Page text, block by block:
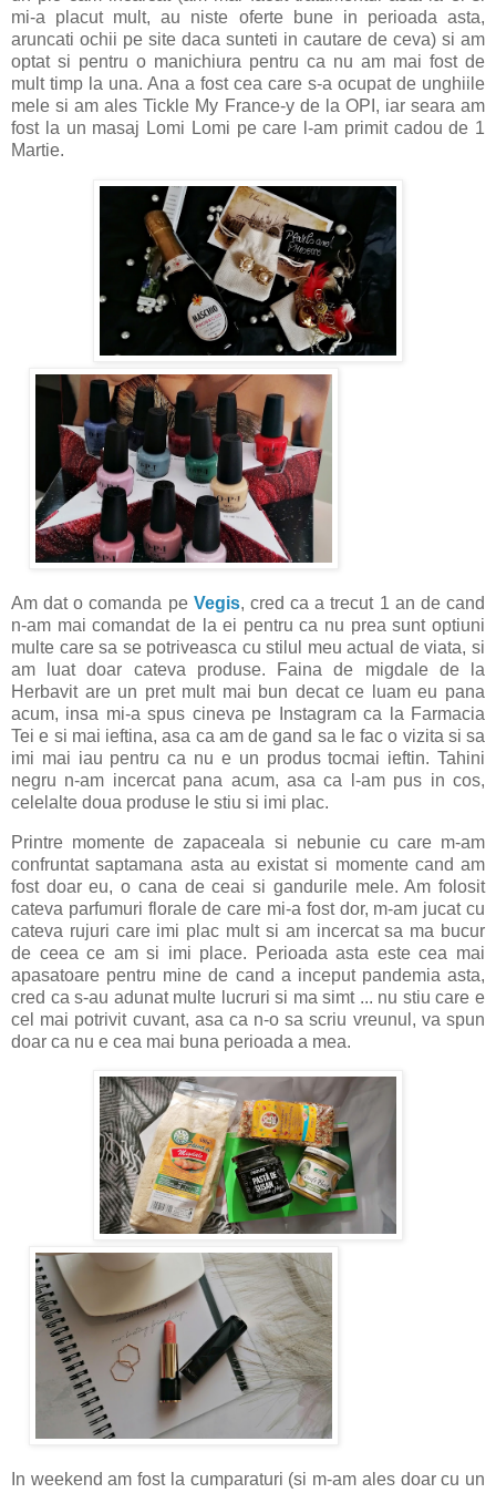
mi-a placut mult, au niste oferte bune in perioada asta,
aruncati ochii pe site daca sunteti in cautare de ceva) si am
optat si pentru o manichiura pentru ca nu am mai fost de
mult timp la una. Ana a fost cea care s-a ocupat de unghiile
mele si am ales Tickle My France-y de la OPI, iar seara am
fost la un masaj Lomi Lomi pe care l-am primit cadou de 1
Martie.
Am dat o comanda pe Vegis, cred ca a trecut 1 an de cand
n-am mai comandat de la ei pentru ca nu prea sunt optiuni
multe care sa se potriveasca cu stilul meu actual de viata, si
am luat doar cateva produse. Faina de migdale de la
Herbavit are un pret mult mai bun decat ce luam eu pana
acum, insa mi-a spus cineva pe Instagram ca la Farmacia
Tei e si mai ieftina, asa ca am de gand sa le fac o vizita si sa
imi mai iau pentru ca nu e un produs tocmai ieftin. Tahini
negru n-am incercat pana acum, asa ca l-am pus in cos,
celelalte doua produse le stiu si imi plac.
Printre momente de zapaceala si nebunie cu care m-am
confruntat saptamana asta au existat si momente cand am
fost doar eu, o cana de ceai si gandurile mele. Am folosit
cateva parfumuri florale de care mi-a fost dor, m-am jucat cu
cateva rujuri care imi plac mult si am incercat sa ma bucur
de ceea ce am si imi place. Perioada asta este cea mai
apasatoare pentru mine de cand a inceput pandemia asta,
cred ca s-au adunat multe lucruri si ma simt ... nu stiu care e
cel mai potrivit cuvant, asa ca n-o sa scriu vreunul, va spun
doar ca nu e cea mai buna perioada a mea.
In weekend am fost la cumparaturi (si m-am ales doar cu un